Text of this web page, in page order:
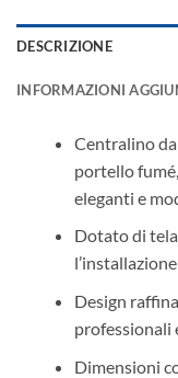
DESCRIZIONE
INFORMAZIONI
Centralino
portello
eleganti e
Dotato di
Design
professionali
Dimensioni